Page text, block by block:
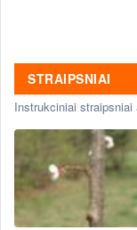
STRAIPSNIAI
Instrukciniai